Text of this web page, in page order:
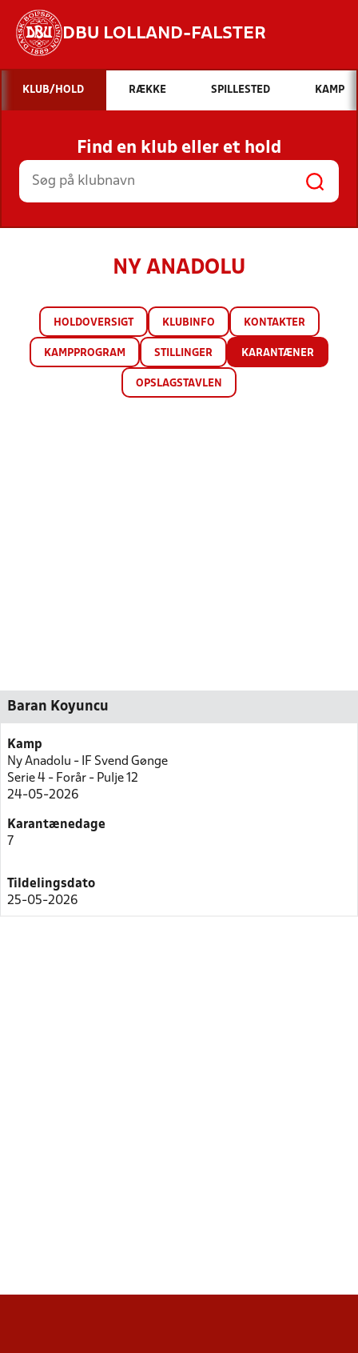
DBU LOLLAND-FALSTER
Hvad vil du søge efter?
INDHOLD OG NYHEDER
STILLINGER, RESULTATER, KLUBBER OG
HOLD
KLUB/HOLD RÆKKE SPILLESTED KAMP
Find en klub eller et hold
NY ANADOLU
HOLDOVERSIGT KLUBINFO KONTAKTER
KAMPPROGRAM STILLINGER KARANTÆNER
OPSLAGSTAVLEN
Baran Koyuncu
Kamp
Ny Anadolu - IF Svend Gønge
Serie 4 - Forår - Pulje 12
24-05-2026
Karantænedage
7
Tildelingsdato
25-05-2026